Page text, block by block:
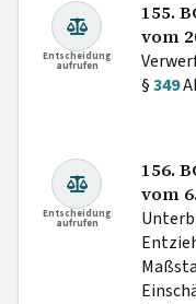
Entscheidung
aufrufen
155.
vom
§349
Entscheidung
aufrufen
156.
vom